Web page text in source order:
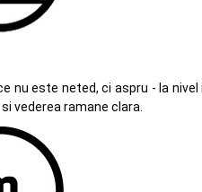
nu este neted, ci aspru - la
vederea ramane clara.